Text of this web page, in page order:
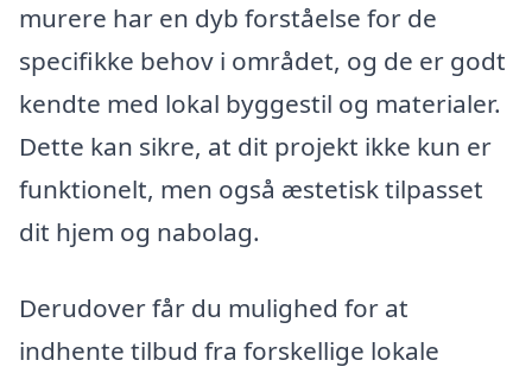
murere har en dyb forståelse for de
specifikke behov i området, og de er godt
kendte med lokal byggestil og materialer.
Dette kan sikre, at dit projekt ikke kun er
funktionelt, men også æstetisk tilpasset
dit hjem og nabolag.
Derudover får du mulighed for at
indhente tilbud fra forskellige lokale